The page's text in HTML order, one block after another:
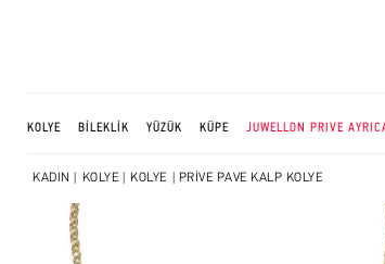
KOLYE BİLEKLİK YÜZÜK KÜPE JUWELLON PRIVE
KADIN KOLYE KOLYE | PRİVE PAVE KALP KOLYE